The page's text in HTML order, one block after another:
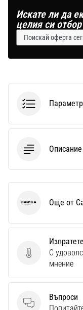
Искате ли да
целия си
Поискай оферта
Описание
Изпратете
С
мнение
Въпроси
Въпроси
Cawila Още от